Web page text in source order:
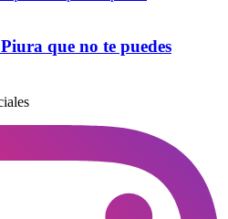
que no te puedes